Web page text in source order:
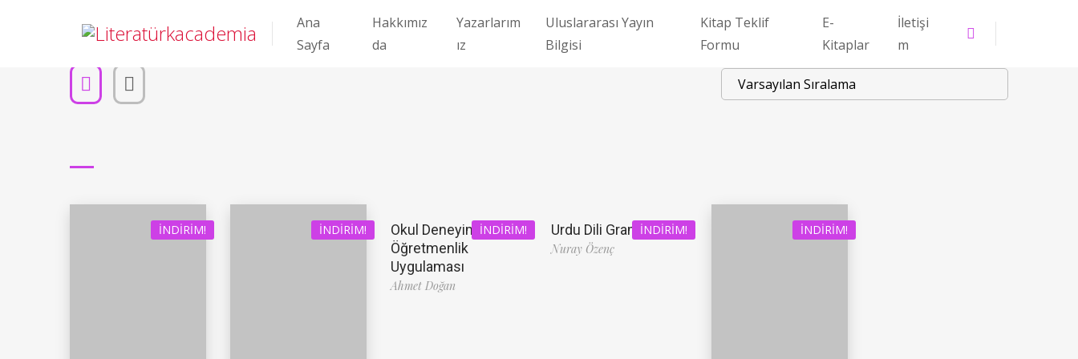
Ana
Sayfa
Hakkımız
da
Yazarlarım
ız
Uluslararası Yayın
Bilgisi
Kitap Teklif
Formu
E-
Kitaplar
İletişi
m
İNDIRIM! İNDIRIM! İNDIRIM!
Okul Deneyimi ve
Öğretmenlik
Uygulaması
Ahmet Doğan
İNDIRIM!
Urdu Dili Grameri
Nuray Özenç
İNDIRIM!